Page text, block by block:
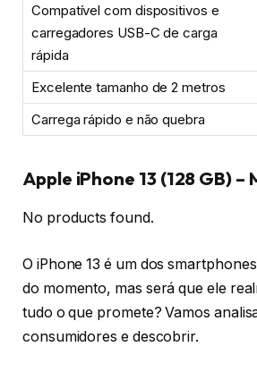
Compatível com dispositivos e
carregadores USB-C de carga
rápida
Excelente tamanho de 2 metros
Carrega rápido e não quebra
Apple iPhone 13 (128 GB)
No products found.
O iPhone 13 é um dos
do momento, mas será que ele
tudo o que promete? Vamos
consumidores e descobrir.